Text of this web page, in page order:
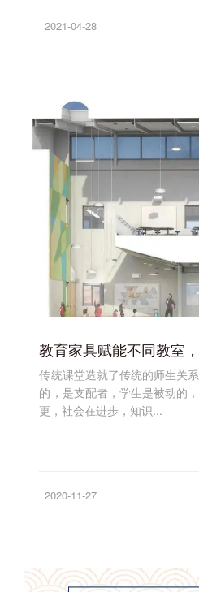
2021-04-28
传统课堂造就了传统的师生关
的，是支配者，学生是被动的
更，社会在进步，知识...
2020-11-27